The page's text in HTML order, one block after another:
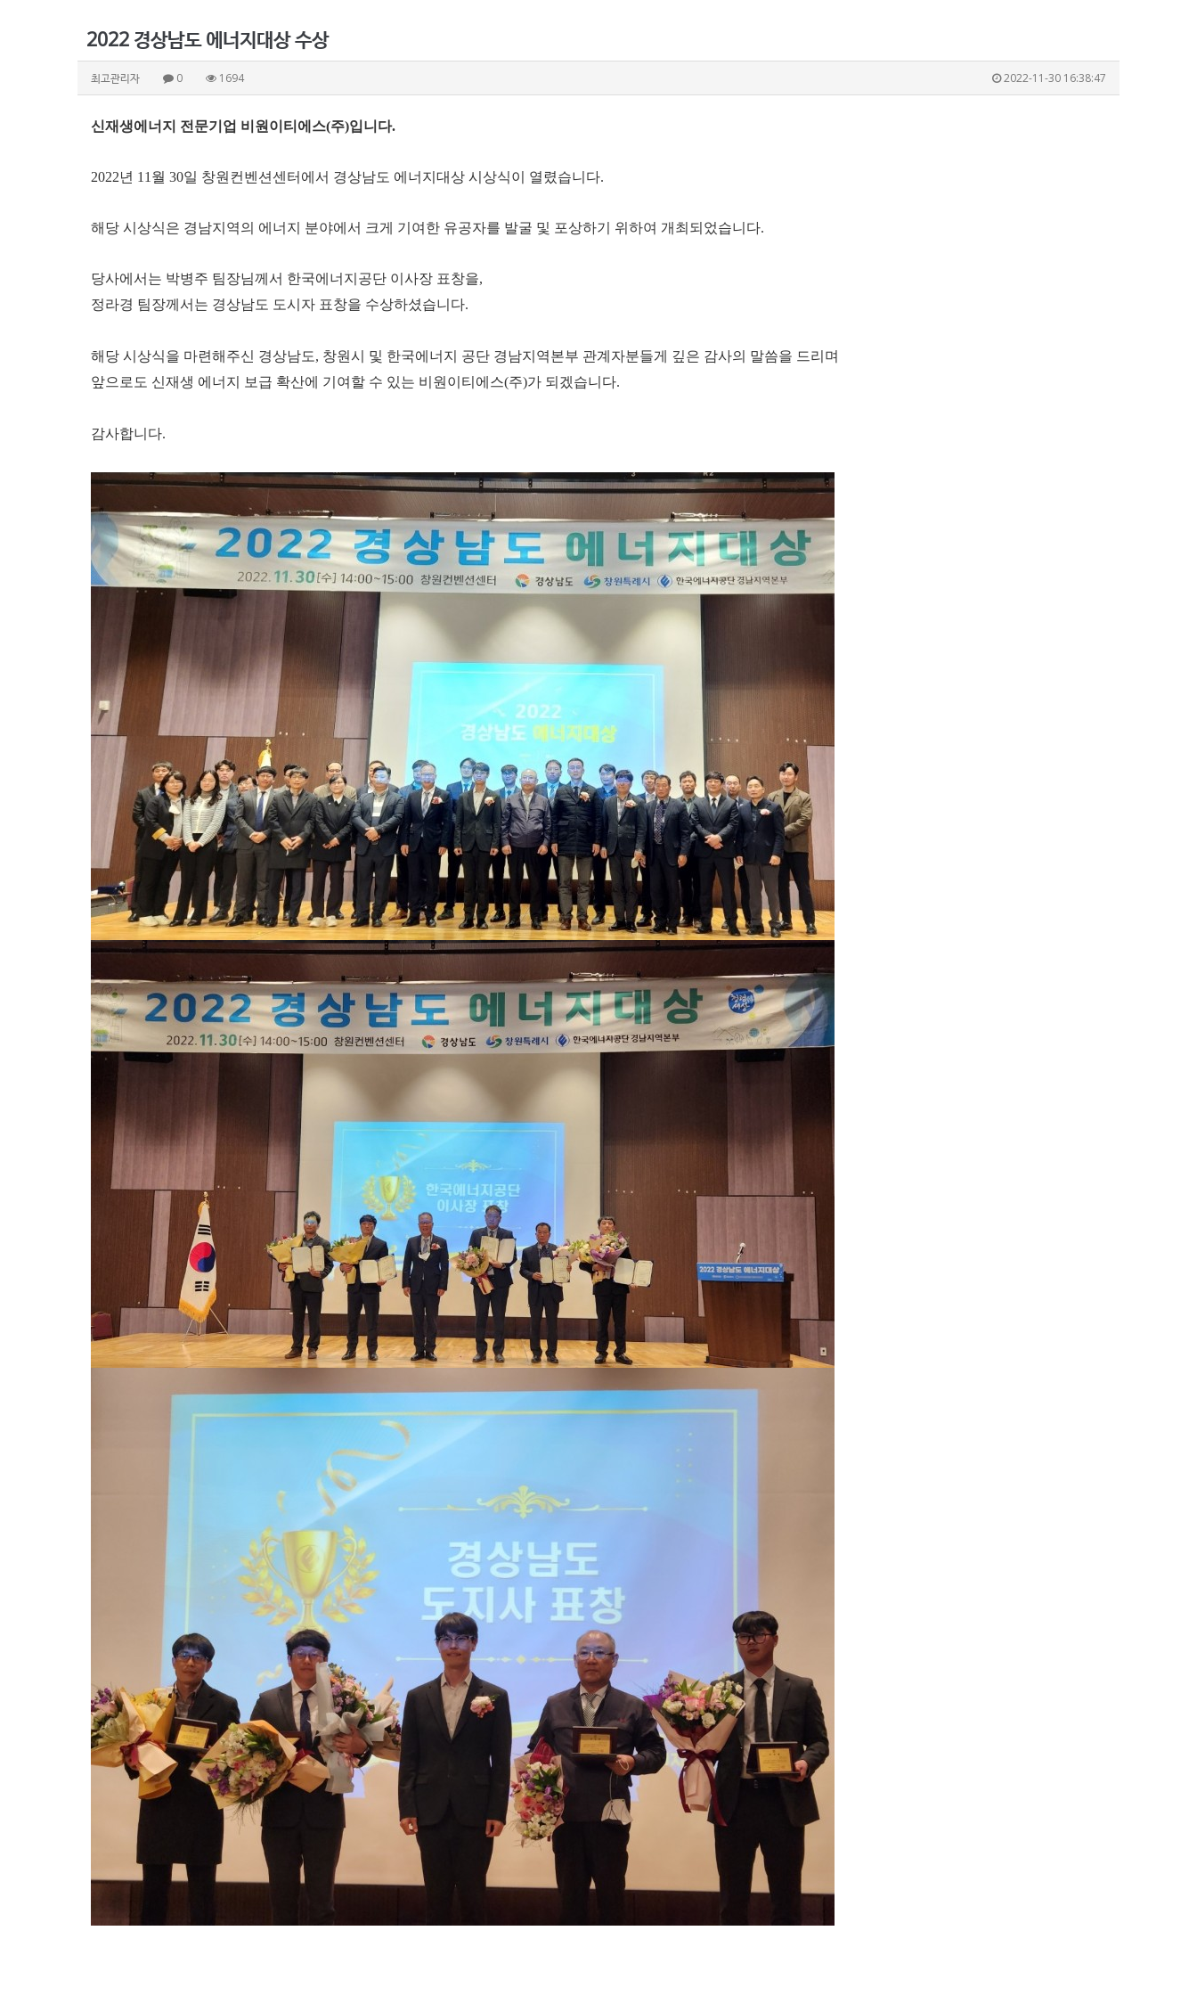
2022 경상남도 에너지대상 수상
최고관리자 0 1694 2022-11-30 16:38:47
신재생에너지 전문기업 비원이티에스(주)입니다.
2022년 11 월 30일 창원컨벤션센터에서 경상남도 에너지대상 시상식이 열렸습니다.
해당 시상식은 경남지역의 에너지 분야에서 크게 기여한 유공자를 발굴 및 포상하기 위하여 개최되었습니다.
당사에서는 박병주 팀장님께서 한국에너지공단 이사장 표창을,
정라경 팀장께서는 경상남도 도시자 표창을 수상하셨습니다.
해당 시상식을 마련해주신 경상남도, 창원시 및 한국에너지 공단 경남지역본부 관계자분들게 깊은 감사의 말씀을 드리며
앞으로도 신재생 에너지 보급 확산에 기여할 수 있는 비원이티에스(주)가 되겠습니다.
감사합니다.